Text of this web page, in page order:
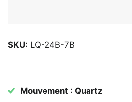
SKU: LQ-24B-7B
Mouvement : Quartz